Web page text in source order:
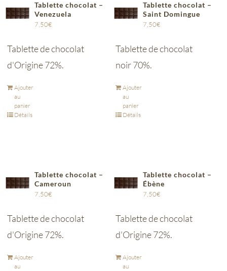
Tablette chocolat –
Venezuela
7,50€
Tablette de chocolat
d'Origine 72%.
Ajouter
au
panier
Détails
Tablette chocolat –
Saint Domingue
7,50€
Tablette de chocolat
noir 70%.
Ajouter
au
panier
Détails
Tablette chocolat –
Cameroun
7,50€
Tablette de chocolat
d'Origine 72%.
Ajouter
au
Tablette chocolat –
Ébène
7,50€
Tablette de chocolat
d'Origine 72%.
Ajouter
au